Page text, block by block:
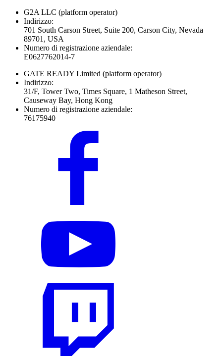
G2A LLC (platform operator)
Indirizzo:
701 South Carson Street, Suite 200, Carson City, Nevada
89701, USA
Numero di registrazione aziendale:
E0627762014-7
GATE READY Limited (platform operator)
Indirizzo:
31/F, Tower Two, Times Square, 1 Matheson Street,
Causeway Bay, Hong Kong
Numero di registrazione aziendale:
76175940